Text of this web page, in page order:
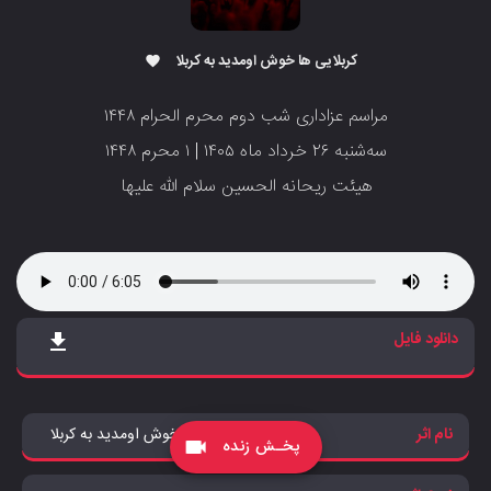
videocam پخـش زنده
کربلایی ها خوش اومدید به کربلا favorite
مراسم عزاداری شب دوم محرم الحرام ۱۴۴۸
‌‌‌‌‌‌‌‌‌‌سه‌شنبه ۲۶ خرداد ماه ۱۴۰۵ | ۱ محرم ۱۴۴۸
‌‌‌‌‌‌‌‌‌‌‌‌‌هیئت ریحانه الحسین سلام الله علیها
دانلود فایل file_download
نام اثر کربلایی ها خوش اومدید به کربلا